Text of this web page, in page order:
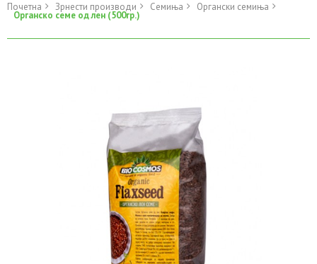
Почетна Зрнести производи Семиња Органски семиња
Органско семе од лен (500гр.)